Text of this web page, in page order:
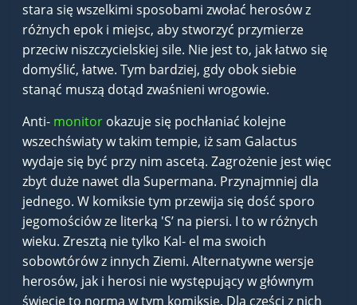
stara się wszelkimi sposobami zwołać herosów z
różnych epok i miejsc, aby stworzyć przymierze
przeciw niszczycielskiej sile. Nie jest to, jak łatwo się
domyślić, łatwe. Tym bardziej, gdy obok siebie
stanąć muszą dotąd zwaśnieni wrogowie.
Anti- monitor okazuje się pochłaniać kolejne
wszechświaty w takim tempie, iż sam Galactus
wydaje się być przy nim ascetą. Zagrożenie jest więc
zbyt duże nawet dla Supermana. Przynajmniej dla
jednego. W komiksie tym przewija się dość sporo
jegomościów ze literką 'S’ na piersi. I to w różnych
wieku. Zresztą nie tylko Kal- el ma swoich
sobowtórów z innych Ziemi. Alternatywne wersje
herosów, jak i herosi nie występujący w głównym
świecie to norma w tym komiksie. Dla części z nich